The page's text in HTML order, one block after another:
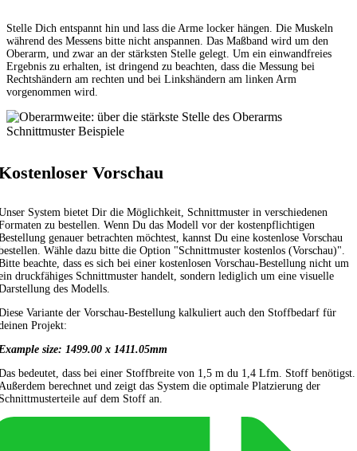
Stelle Dich entspannt hin und lass die Arme locker hängen. Die Muskeln
während des Messens bitte nicht anspannen. Das Maßband wird um den
Oberarm, und zwar an der stärksten Stelle gelegt. Um ein einwandfreies
Ergebnis zu erhalten, ist dringend zu beachten, dass die Messung bei
Rechtshändern am rechten und bei Linkshändern am linken Arm
vorgenommen wird.
Schnittmuster Beispiele
Vorschau
System bietet Dir die Möglichkeit, Schnittmuster in verschiedenen
zu bestellen. Wenn Du das Modell vor der kostenpflichtigen
genauer betrachten möchtest, kannst Du eine kostenlose Vorschau
Wähle dazu bitte die Option "Schnittmuster kostenlos (Vorschau)".
beachte, dass es sich bei einer kostenlosen Vorschau-Bestellung nicht um
druckfähiges Schnittmuster handelt, sondern lediglich um eine visuelle
des Modells.
Variante der Vorschau-Bestellung kalkuliert auch den Stoffbedarf für
Projekt:
size: 1499.00 x 1411.05mm
bedeutet, dass bei einer Stoffbreite von 1,5 m du 1,4 Lfm. Stoff benötigst.
berechnet und zeigt das System die optimale Platzierung der
auf dem Stoff an.